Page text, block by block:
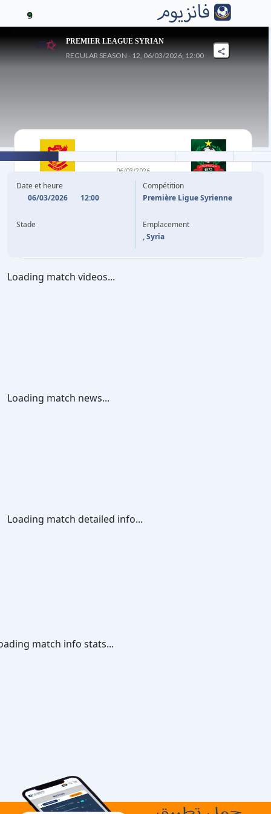
9
PREMIER LEAGUE SYRIAN
REGULAR SEASON - 12, 06/03/2026, 12:00
AL TALIYA
06/03/2026
Date et heure
06/03/2026
12:00
Stade
Compétition
Première Ligue Syrienne
Emplacement
, Syria
Loading match videos...
Loading match news...
Loading match detailed info...
match info stats...